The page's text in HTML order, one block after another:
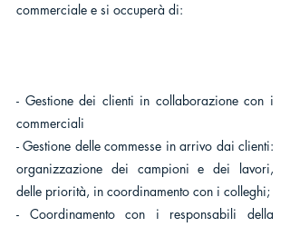
commerciale e si occuperà di:
- Gestione dei clienti in collaborazione con i
commerciali
- Gestione delle commesse in arrivo dai clienti:
organizzazione dei campioni e dei lavori,
delle priorità, in coordinamento con i colleghi;
- Coordinamento con i responsabili della